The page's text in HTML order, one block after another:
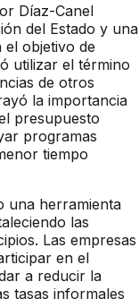
Díaz-Canel
del Estado y una
objetivo de
utilizar el término
de otros
la importancia
presupuesto
programas
tiempo
una herramienta
las
Las empresas
en el
a reducir la
tasas informales